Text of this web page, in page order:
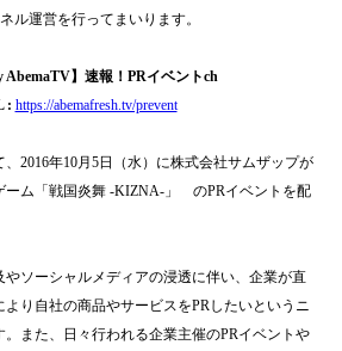
ル運営を行ってまいります。
AbemaTV】速報！ PRイベントch
: https://abemafresh.tv/prevent
2016年10月5日（水）に株式会社サムザップが
ーム「戦国炎舞 -KIZNA-」 のPRイベントを配
ソーシャルメディアの浸透に伴い、企業が直
り自社の商品やサービスをPRしたいというニ
また、日々行われる企業主催のPRイベントや